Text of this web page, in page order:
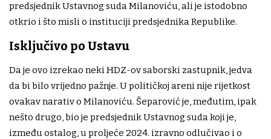
predsjednik Ustavnog suda Milanoviću, ali je istodobno
otkrio i što misli o instituciji predsjednika Republike.
Isključivo po Ustavu
Da je ovo izrekao neki HDZ-ov saborski zastupnik, jedva
da bi bilo vrijedno pažnje. U političkoj areni nije rijetkost
ovakav narativ o Milanoviću. Šeparović je, međutim, ipak
nešto drugo, bio je predsjednik Ustavnog suda koji je,
između ostalog, u proljeće 2024. izravno odlučivao i o